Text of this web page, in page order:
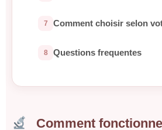
Comment choisir selon
Questions frequentes
Comment